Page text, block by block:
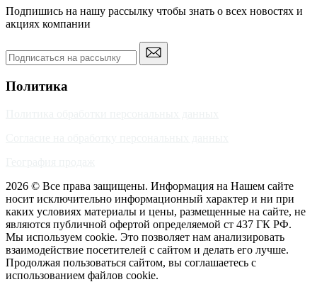
Подпишись на нашу рассылку чтобы знать о всех новостях и
акциях компании
Политика
2026 © Все права защищены. Информация на Нашем сайте
носит исключительно информационный характер и ни при
каких условиях материалы и цены, размещенные на сайте, не
являются публичной офертой определяемой ст 437 ГК РФ.
Мы используем cookie. Это позволяет нам анализировать
взаимодействие посетителей с сайтом и делать его лучше.
Продолжая пользоваться сайтом, вы соглашаетесь с
использованием файлов cookie.